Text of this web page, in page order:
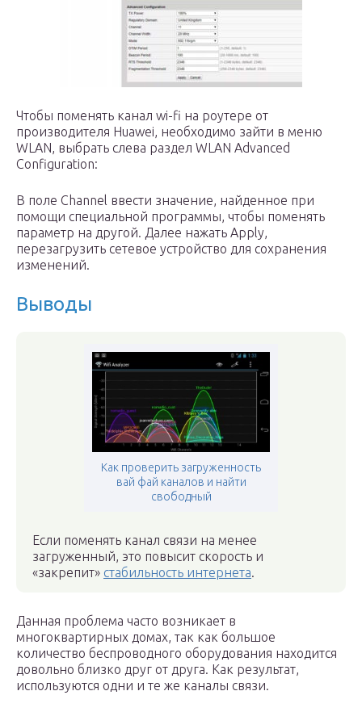
Чтобы поменять канал wi-fi на роутере от
производителя Huawei, необходимо зайти в меню
WLAN, выбрать слева раздел WLAN Advanced
Configuration:
В поле Channel ввести значение, найденное при
помощи специальной программы, чтобы поменять
параметр на другой. Далее нажать Apply,
перезагрузить сетевое устройство для сохранения
изменений.
Выводы
Как проверить загруженность
вай фай каналов и найти
свободный
Если поменять канал связи на менее
загруженный, это повысит скорость и
«закрепит» стабильность интернета.
Данная проблема часто возникает в
многоквартирных домах, так как большое
количество беспроводного оборудования находится
довольно близко друг от друга. Как результат,
используются одни и те же каналы связи.